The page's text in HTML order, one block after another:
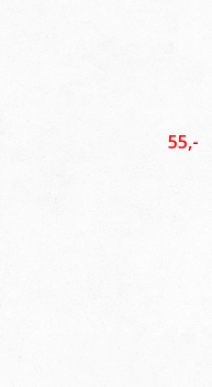
55,-